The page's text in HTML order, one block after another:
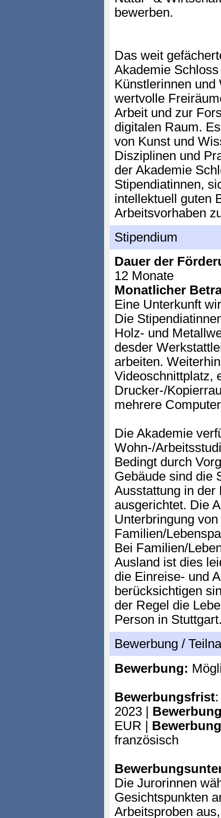
bewerben.
Das weit
Akademie
Künstlerinnen
wertvolle
Arbeit und zur
digitalen Raum.
von Kunst und
Disziplinen und
der Akademie
Stipendiatinnen,
intellektuell guten
Arbeitsvorhaben
Stipendium
Dauer der
12 Monate
Monatlicher
Eine Unterkunft
Die
Holz- und
desder
arbeiten.
Videoschnittplatz,
Drucker-/
mehrere
Die Akademie
Wohn-/
Bedingt durch
Gebäude sind die
Ausstattung in der
ausgerichtet. Die
Unterbringung von
Familien/
Bei Familien/
Ausland ist dies
die Einreise- und
berücksichtigen
der Regel die
Person in
Bewerbung /
Bewerbung:
Bewerbungsfrist
2023 |
EUR |
französisch
Die Jurorinnen
Gesichtspunkten
Arbeitsproben